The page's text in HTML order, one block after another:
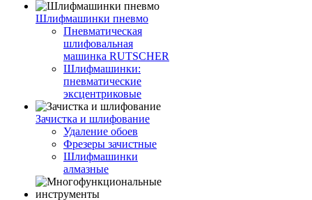
Шлифмашинки пневмо
Пневматическая
шлифовальная
машинка RUTSCHER
Шлифмашинки:
пневматические
эксцентриковые
Зачистка и шлифование
Удаление обоев
Фрезеры зачистные
Шлифмашинки
алмазные